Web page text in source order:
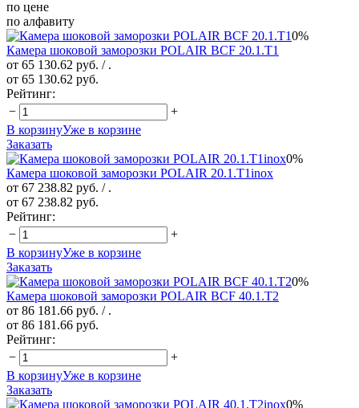
по цене
по алфавиту
0%
Камера шоковой заморозки POLAIR ВСF 20.1.T1
от 65 130.62 руб. / .
от 65 130.62 руб.
Рейтинг:
−
+
В корзинуУже в корзине
Заказать
0%
Камера шоковой заморозки POLAIR 20.1.T1inox
от 67 238.82 руб. / .
от 67 238.82 руб.
Рейтинг:
−
+
В корзинуУже в корзине
Заказать
0%
Камера шоковой заморозки POLAIR ВСF 40.1.T2
от 86 181.66 руб. / .
от 86 181.66 руб.
Рейтинг:
−
+
В корзинуУже в корзине
Заказать
0%